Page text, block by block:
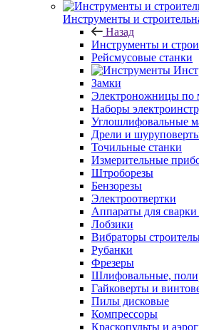
Инструменты и
Назад
Инструменты и
Рейсмусовые станки
Замки
Электроножницы по
Наборы
Дрели и
Точильные станки
Измерительные
Штроборезы
Бензорезы
Электроотвертки
Аппараты для
Лобзики
Вибраторы
Рубанки
Фрезеры
Шлифовальные,
Гайковерты и
Пилы дисковые
Компрессоры
Краскопульты и